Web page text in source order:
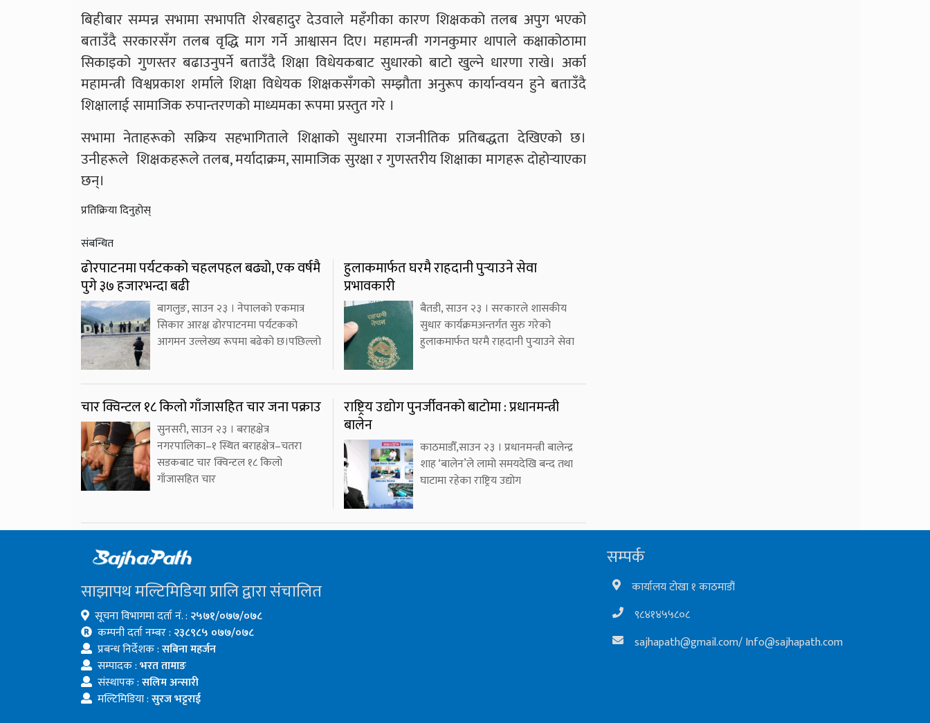
बिहीबार सम्पन्न सभामा सभापति शेरबहादुर देउवाले महँगीका कारण शिक्षकको तलब अपुग भएको
बताउँदै सरकारसँग तलब वृद्धि माग गर्ने आश्वासन दिए। महामन्त्री गगनकुमार थापाले कक्षाकोठामा
सिकाइको गुणस्तर बढाउनुपर्ने बताउँदै शिक्षा विधेयकबाट सुधारको बाटो खुल्ने धारणा राखे। अर्का
महामन्त्री विश्वप्रकाश शर्माले शिक्षा विधेयक शिक्षकसँगको सम्झौता अनुरूप कार्यान्वयन हुने बताउँदै
शिक्षालाई सामाजिक रुपान्तरणको माध्यमका रूपमा प्रस्तुत गरे ।
सभामा नेताहरूको सक्रिय सहभागिताले शिक्षाको सुधारमा राजनीतिक प्रतिबद्धता देखिएको छ।
उनीहरूले शिक्षकहरूले तलब, मर्यादाक्रम, सामाजिक सुरक्षा र गुणस्तरीय शिक्षाका मागहरू दोहोर्‍याएका
छन्।
प्रतिक्रिया दिनुहोस्
संबन्धित
ढोरपाटनमा पर्यटकको चहलपहल बढ्यो, एक वर्षमै
पुगे ३७ हजारभन्दा बढी
बागलुङ, साउन २३ । नेपालको एकमात्र
सिकार आरक्ष ढोरपाटनमा पर्यटकको
आगमन उल्लेख्य रूपमा बढेको छ।पछिल्लो
हुलाकमार्फत घरमै राहदानी पुर्‍याउने सेवा
प्रभावकारी
बैतडी, साउन २३ । सरकारले शासकीय
सुधार कार्यक्रमअन्तर्गत सुरु गरेको
हुलाकमार्फत घरमै राहदानी पुर्‍याउने सेवा
चार क्विन्टल १८ किलो गाँजासहित चार जना पक्राउ
सुनसरी, साउन २३ । बराहक्षेत्र
नगरपालिका–१ स्थित बराहक्षेत्र–चतरा
सडकबाट चार क्विन्टल १८ किलो
गाँजासहित चार
राष्ट्रिय उद्योग पुनर्जीवनको बाटोमा : प्रधानमन्त्री
बालेन
काठमाडौँ,साउन २३ । प्रधानमन्त्री बालेन्द्र
शाह ‘बालेन’ले लामो समयदेखि बन्द तथा
घाटामा रहेका राष्ट्रिय उद्योग
साझापथ मल्टिमिडिया प्रालि द्वारा संचालित
सूचना विभागमा दर्ता नं. : २५७१/०७७/०७८
कम्पनी दर्ता नम्बर : २३८९८५ ०७७/०७८
प्रबन्ध निर्देशक :सबिना महर्जन
सम्पादक :भरत तामाङ
संस्थापक :सलिम अन्सारी
मल्टिमिडिया :सुरज भट्टराई
सम्पर्क
कार्यालय टोखा १ काठमाडौं
९८४१४५५८०८
sajhapath@gmail.com/Info@sajhapath.com